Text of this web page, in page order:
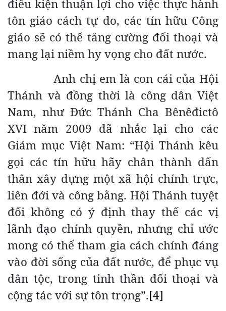
điều kiện thuận lợi cho việc thực hành
tôn giáo cách tự do, các tín hữu Công
giáo sẽ có thể tăng cường đối thoại và
mang lại niềm hy vọng cho đất nước.
Anh chị em là con cái của Hội
Thánh và đồng thời là công dân Việt
Nam, như Đức Thánh Cha Bênêđictô
XVI năm 2009 đã nhắc lại cho các
Giám mục Việt Nam: “Hội Thánh kêu
gọi các tín hữu hãy chân thành dấn
thân xây dựng một xã hội chính trực,
liên đới và công bằng. Hội Thánh tuyệt
đối không có ý định thay thế các vị
lãnh đạo chính quyền, nhưng chỉ ước
mong có thể tham gia cách chính đáng
vào đời sống của đất nước, để phục vụ
dân tộc, trong tinh thần đối thoại và
cộng tác với sự tôn trọng”.[4]